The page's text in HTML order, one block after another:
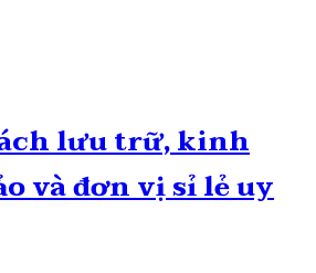
lưu trữ, kinh
và đơn vị sỉ lẻ uy